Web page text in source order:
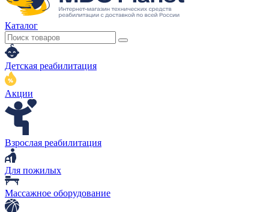
Каталог
Детская реабилитация
Акции
Взрослая реабилитация
Для пожилых
Массажное оборудование